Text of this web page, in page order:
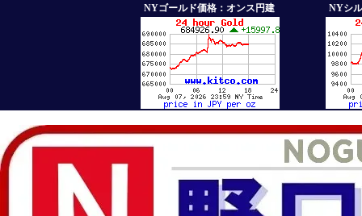
NYゴールド価格：オンス円建 NYシ